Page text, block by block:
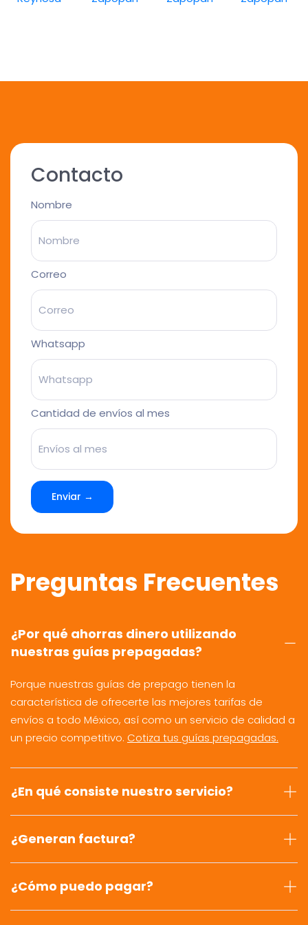
Contacto
Nombre
Correo
Whatsapp
Cantidad de envíos al mes
Enviar →
Preguntas Frecuentes
¿Por qué ahorras dinero utilizando
nuestras guías prepagadas?
Porque nuestras guías de prepago tienen la
característica de ofrecerte las mejores tarifas de
envíos a todo México, así como un servicio de calidad a
un precio competitivo. Cotiza tus guías prepagadas.
¿En qué consiste nuestro servicio?
¿Generan factura?
¿Cómo puedo pagar?